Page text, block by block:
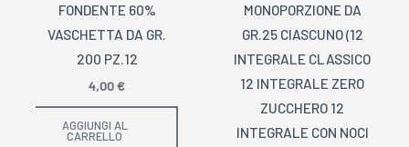
FONDENTE 60%
VASCHETTA DA GR.
200 PZ.12
4,00€
AGGIUNGI AL
CARRELLO
MONOPORZIONE DA
GR.25 CIASCUNO (12
INTEGRALE CLASSICO
12 INTEGRALE ZERO
ZUCCHERO 12
INTEGRALE CON NOCI